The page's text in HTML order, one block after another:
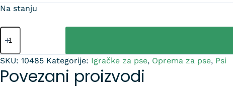
Na stanju
SKU: 10485 Kategorije: Igračke za pse, Oprema za pse, Psi
Povezani proizvodi